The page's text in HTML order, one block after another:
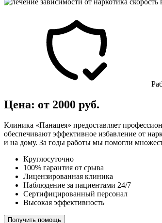
Цена: от 2000 руб.
Клиника «Панацея» предоставляет
обеспечивают эффективное избавление от
и на дому. За годы работы мы помогли
Круглосуточно
100% гарантия от срыва
Лицензированная клиника
Наблюдение за пациентами 24/7
Сертифицированный персонал
Высокая эффективность
Получить помощь